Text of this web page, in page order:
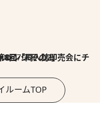
「同人誌即売会にチャレンジ その2」
ルームTOP